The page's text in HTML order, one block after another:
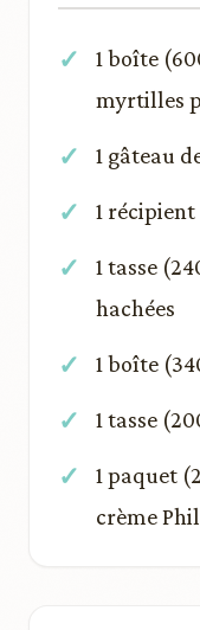
1 boîte
myrtilles
1 gâteau
1
1 tasse
hachées
1 boîte
1 tasse
1 paquet
crème